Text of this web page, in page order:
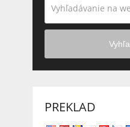
PREKLAD